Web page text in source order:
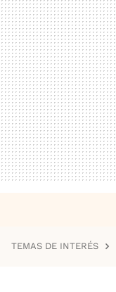
TEMAS DE INTERÉS